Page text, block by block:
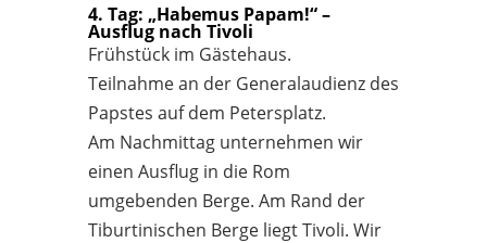
4. Tag: „Habemus Papam!“ –
Ausflug nach Tivoli
Frühstück im Gästehaus.
Teilnahme an der Generalaudienz des
Papstes auf dem Petersplatz.
Am Nachmittag unternehmen wir
einen Ausflug in die Rom
umgebenden Berge. Am Rand der
Tiburtinischen Berge liegt Tivoli. Wir